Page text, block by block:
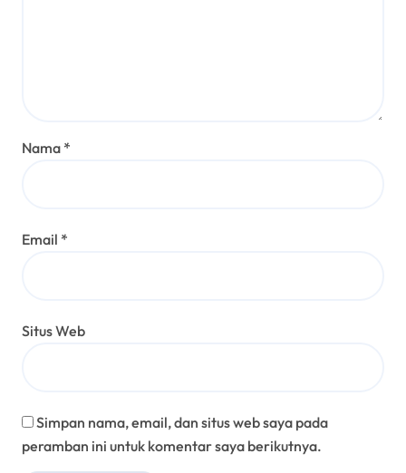
Nama *
Email *
Situs Web
Simpan nama, email, dan situs web saya pada
peramban ini untuk komentar saya berikutnya.